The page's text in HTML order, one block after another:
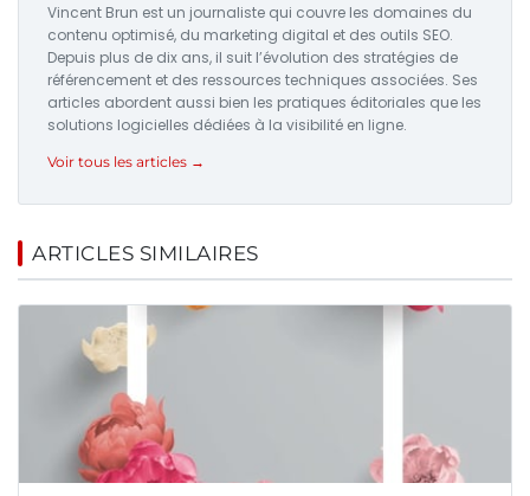
Vincent Brun est un journaliste qui couvre les domaines du
contenu optimisé, du marketing digital et des outils SEO.
Depuis plus de dix ans, il suit l’évolution des stratégies de
référencement et des ressources techniques associées. Ses
articles abordent aussi bien les pratiques éditoriales que les
solutions logicielles dédiées à la visibilité en ligne.
Voir tous les articles →
ARTICLES SIMILAIRES